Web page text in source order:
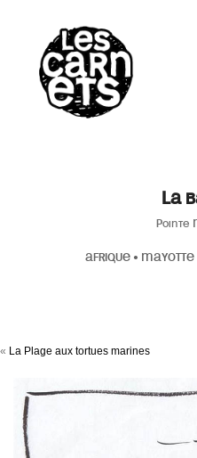
La
Pointe
AFRIQUE• MAYOTTE
« La Plage aux tortues marines